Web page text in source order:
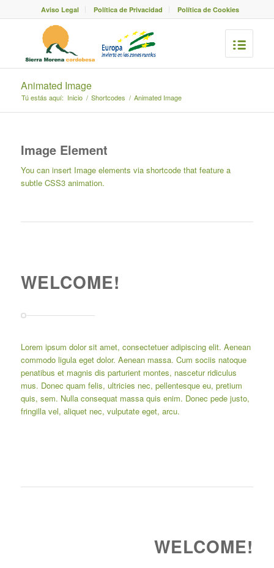
Aviso Legal Política de Privacidad Política de Cookies
Animated Image
Tú estás aquí: Inicio / Shortcodes / Animated Image
Image Element
You can insert Image elements via shortcode that feature a
subtle CSS3 animation.
WELCOME!
Lorem ipsum dolor sit amet, consectetuer adipiscing elit. Aenean
commodo ligula eget dolor. Aenean massa. Cum sociis natoque
penatibus et magnis dis parturient montes, nascetur ridiculus
mus. Donec quam felis, ultricies nec, pellentesque eu, pretium
quis, sem. Nulla consequat massa quis enim. Donec pede justo,
fringilla vel, aliquet nec, vulputate eget, arcu.
WELCOME!